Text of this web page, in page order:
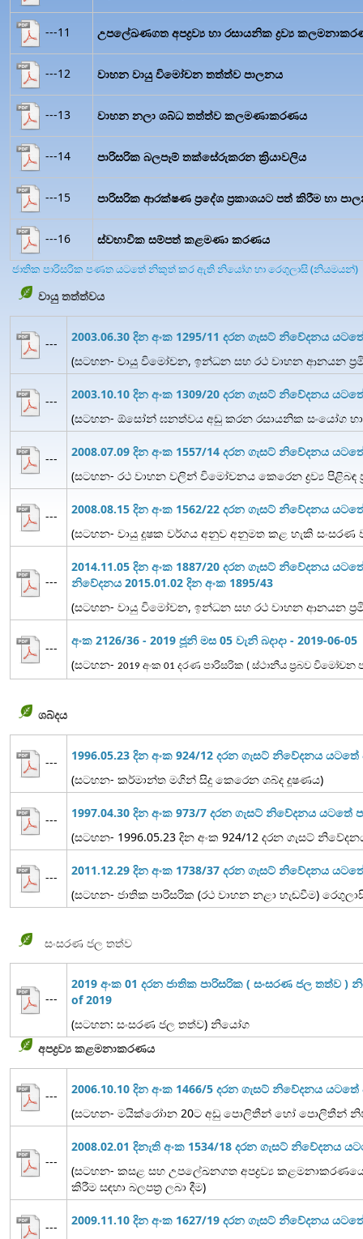
---11 උපලේඛණගත අපද්‍රව්‍ය හා රසායනික ද්‍රව්‍ය
---12 වාහන වායු විමෝචන තත්ත්ව පාලනය
---13 වාහන නලා ශබ්ධ තත්ත්ව කලමණාකරණය
---14 පාරිසරික බලපෑම් තක්සේරුකරන ක්‍රියාවලිය
---15 පාරිසරික ආරක්ෂණ ප්‍රදේශ ප්‍රකාශයට පත් කිරීම හා
---16 ස්වභාවික සම්පත් කළමණා කරණය
ජාතික පාරිසරික පණත යටතේ නිකුත් කර ඇති නියෝග හා රෙගුලාසි (නියමයන්)
වායු තත්ත්වය
---
2003.06.30 දින අංක 1295/11 දරන ගැසට් නිවේදනය
(සටහන- වායු විමෝචන, ඉන්ධන සහ රථ වාහන ආනයන
---
2003.10.10 දින අංක 1309/20 දරන ගැසට් නිවේදනය
(සටහන- ඕසෝන් ඝනත්වය අඩු කරන රසායනික සංයෝග
---
2008.07.09 දින අංක 1557/14 දරන ගැසට් නිවේදනය
(සටහන- රථ වාහන වලින් විමෝචනය කෙරෙන ද්‍රව්‍ය පිළිබඳ
---
2008.08.15 දින අංක 1562/22 දරන ගැසට් නිවේදනය
(සටහන- වායු දූෂක වර්ගය අනුව අනුමත කළ හැකි සංසරණ
---
2014.11.05 දින අංක 1887/20 දරන ගැසට් නිවේදනය
නිවේදනය 2015.01.02 දින අංක 1895/43
(සටහන- වායු විමෝචන, ඉන්ධන සහ රථ වාහන ආනයන
---
අංක 2126/36 - 2019 ජූනි මස 05 වැනි බදාදා - 2019-06-05
(සටහන- 2019 අංක 01 දරණ පාරිසරික ( ස්ථානීය ප්‍රබව
ශබ්දය
---
1996.05.23 දින අංක 924/12 දරන ගැසට් නිවේදනය
(සටහන- කර්මාන්ත මගින් සිදු කෙරෙන ශබ්ද දූෂණය)
---
1997.04.30 දින අංක 973/7 දරන ගැසට් නිවේදනය යටතේ
(සටහන- 1996.05.23 දින අංක 924/12 දරන ගැසට්
---
2011.12.29 දින අංක 1738/37 දරන ගැසට් නිවේදනය
(සටහන- ජාතික පාරිසරික (රථ වාහන නළා හැඬවීම)
සංසරණ ජල තත්ව
---
2019 අංක 01 දරන ජාතික පාරිසරික ( සංසරණ ජල තත්ව )
of 2019
(සටහන: සංසරණ ජල තත්ව) නියෝග
අපද්‍රව්‍ය කළමනාකරණය
---
2006.10.10 දින අංක 1466/5 දරන ගැසට් නිවේදනය
(සටහන- මයික්රෝාන 20ට අඩු පොලිතීන් හෝ පොලිතීන්
---
2008.02.01 දිනැති අංක 1534/18 දරන ගැසට් නිවේදනය
(සටහන- කසළ සහ උපලේඛනගත අපද්‍රව්‍ය
කිරීම සඳහා බලපත්‍ර ලබා දීම)
---
2009.11.10 දින අංක 1627/19 දරන ගැසට් නිවේදනය